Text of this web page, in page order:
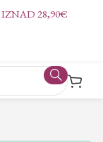
IZNAD 28,90€